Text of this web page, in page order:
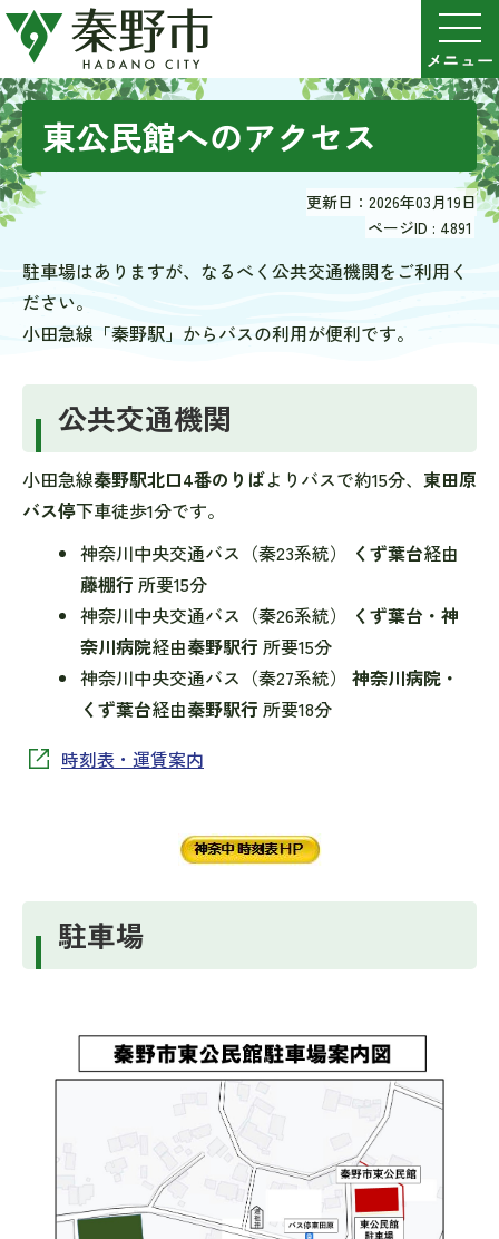
東公民館へのアクセス
更新日：2026年03月19日
ページID : 4891
駐車場はありますが、なるべく公共交通機関をご利用く
ださい。
小田急線「秦野駅」からバスの利用が便利です。
公共交通機関
小田急線秦野駅北口4番のりばよりバスで約15分、 東田原
バス停下車徒歩1分です。
神奈川中央交通バス（秦23系統）
くず葉台経由
藤棚行 所要15分
神奈川中央交通バス（秦26系統）
くず葉台・神
奈川病院経由秦野駅行 所要15分
神奈川中央交通バス（秦27系統）神奈川病院・
くず葉台経由秦野駅行 所要18分
時刻表・運賃案内
駐車場